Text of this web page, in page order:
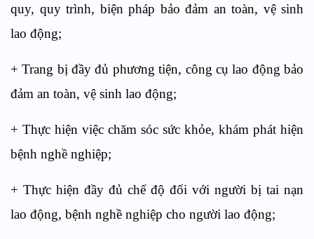
quy, quy trình, biện pháp bảo đảm an toàn, vệ sinh
lao động;
+ Trang bị đầy đủ phương tiện, công cụ lao động bảo
đảm an toàn, vệ sinh lao động;
+ Thực hiện việc chăm sóc sức khỏe, khám phát hiện
bệnh nghề nghiệp;
+ Thực hiện đầy đủ chế độ đối với người bị tai nạn
lao động, bệnh nghề nghiệp cho người lao động;